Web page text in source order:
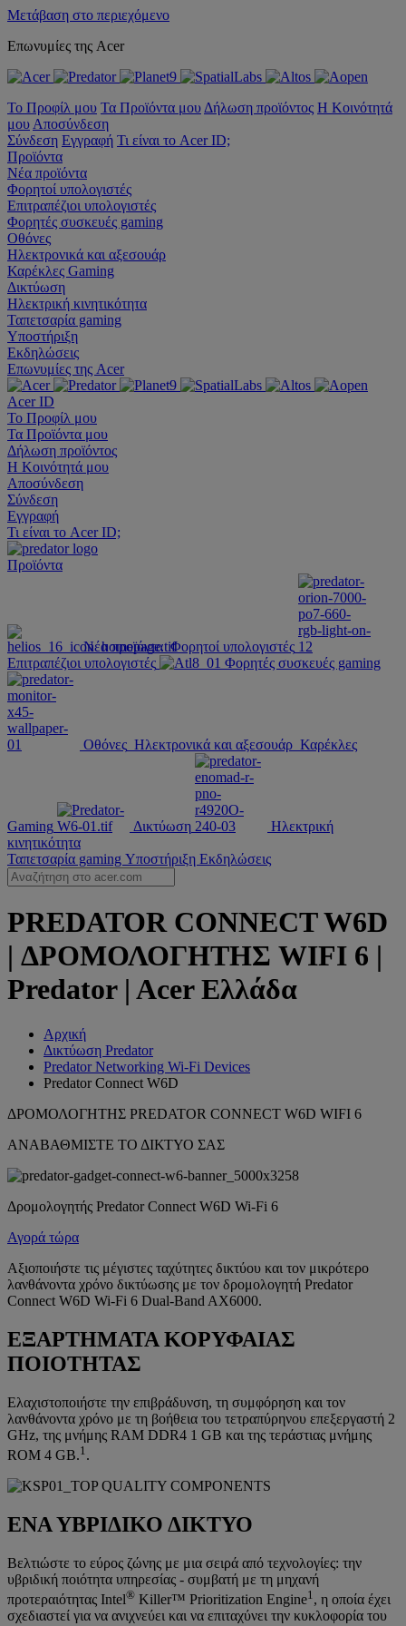
Μετάβαση στο περιεχόμενο
Επωνυμίες της Acer
Το Προφίλ μου Τα Προϊόντα μου Δήλωση προϊόντος Η Κοινότητά
μου Αποσύνδεση
Σύνδεση Εγγραφή Τι είναι το Acer ID;
Προϊόντα
Νέα προϊόντα
Φορητοί υπολογιστές
Επιτραπέζιοι υπολογιστές
Φορητές συσκευές gaming
Οθόνες
Ηλεκτρονικά και αξεσουάρ
Καρέκλες Gaming
Δικτύωση
Ηλεκτρική κινητικότητα
Ταπετσαρία gaming
Υποστήριξη
Εκδηλώσεις
Επωνυμίες της Acer
Acer ID
Το Προφίλ μου
Τα Προϊόντα μου
Δήλωση προϊόντος
Η Κοινότητά μου
Αποσύνδεση
Σύνδεση
Εγγραφή
Τι είναι το Acer ID;
Προϊόντα
Νέα προϊόντα Φορητοί υπολογιστές
Επιτραπέζιοι υπολογιστές
Φορητές συσκευές gaming
Οθόνες Ηλεκτρονικά και αξεσουάρ Καρέκλες
Gaming Δικτύωση
Ηλεκτρική
κινητικότητα
Ταπετσαρία gaming Υποστήριξη Εκδηλώσεις
PREDATOR CONNECT W6D
| ΔΡΟΜΟΛΟΓΗΤΗΣ WIFI 6 |
Predator | Acer Ελλάδα
Αρχική
Δικτύωση Predator
Predator Networking Wi-Fi Devices
Predator Connect W6D
ΔΡΟΜΟΛΟΓΗΤΗΣ PREDATOR CONNECT W6D WIFI 6
ΑΝΑΒΑΘΜΙΣΤΕ ΤΟ ΔΙΚΤΥΟ ΣΑΣ
Δρομολογητής Predator Connect W6D Wi-Fi 6
Αγορά τώρα
Αξιοποιήστε τις μέγιστες ταχύτητες δικτύου και τον μικρότερο
λανθάνοντα χρόνο δικτύωσης με τον δρομολογητή Predator
Connect W6D Wi-Fi 6 Dual-Band AX6000.
ΕΞΑΡΤΗΜΑΤΑ ΚΟΡΥΦΑΙΑΣ
ΠΟΙΟΤΗΤΑΣ
Ελαχιστοποιήστε την επιβράδυνση, τη συμφόρηση και τον
λανθάνοντα χρόνο με τη βοήθεια του τετραπύρηνου επεξεργαστή 2
GHz, της μνήμης RAM DDR4 1 GB και της τεράστιας μνήμης
ROM 4 GB.1 .
ΕΝΑ ΥΒΡΙΔΙΚΟ ΔΙΚΤΥΟ
Βελτιώστε το εύρος ζώνης με μια σειρά από τεχνολογίες: την
υβριδική ποιότητα υπηρεσίας - συμβατή με τη μηχανή
προτεραιότητας Intel® Killer™ Prioritization Engine1 , η οποία έχει
σχεδιαστεί για να ανιχνεύει και να επιταχύνει την κυκλοφορία του